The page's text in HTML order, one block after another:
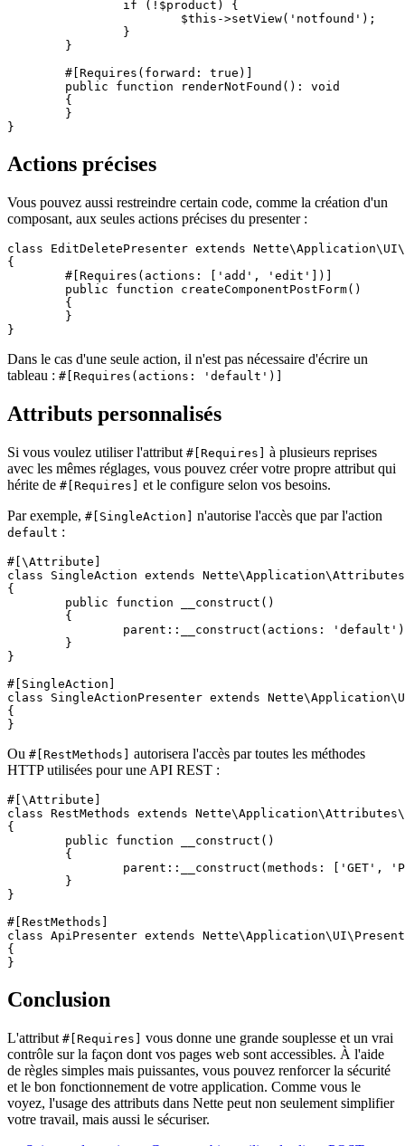
Actions précises
Vous pouvez aussi restreindre certain code, comme la création d'un
composant, aux seules actions précises du presenter :
class EditDeletePresenter extends
{
Dans le cas d'une seule action, il n'est pas nécessaire d'écrire un
tableau : #[Requires(actions: 'default')]
Attributs personnalisés
Si vous voulez utiliser l'attribut #[Requires] à plusieurs reprises
avec les mêmes réglages, vous pouvez créer votre propre attribut qui
hérite de #[Requires] et le configure selon vos besoins.
Par exemple, #[SingleAction] n'autorise l'accès que par l'action
default :
#[\Attribute]
class SingleAction extends
{
}
#[SingleAction]
class SingleActionPresenter extends
{
Ou #[RestMethods] autorisera l'accès par toutes les méthodes
HTTP utilisées pour une API REST :
#[\Attribute]
class RestMethods extends
{
}
#[RestMethods]
class ApiPresenter extends
{
Conclusion
L'attribut #[Requires] vous donne une grande souplesse et un vrai
contrôle sur la façon dont vos pages web sont accessibles. À l'aide
de règles simples mais puissantes, vous pouvez renforcer la sécurité
et le bon fonctionnement de votre application. Comme vous le
voyez, l'usage des attributs dans Nette peut non seulement simplifier
votre travail, mais aussi le sécuriser.